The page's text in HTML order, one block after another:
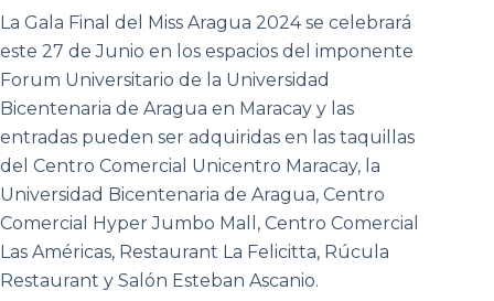
La Gala Final del Miss Aragua 2024 se celebrará
este 27 de Junio en los espacios del imponente
Forum Universitario de la Universidad
Bicentenaria de Aragua en Maracay y las
entradas pueden ser adquiridas en las taquillas
del Centro Comercial Unicentro Maracay, la
Universidad Bicentenaria de Aragua, Centro
Comercial Hyper Jumbo Mall, Centro Comercial
Las Américas, Restaurant La Felicitta, Rúcula
Restaurant y Salón Esteban Ascanio.